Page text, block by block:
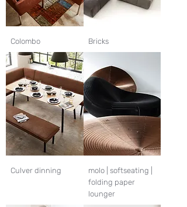
Colombo Bricks
Culver dinning
molo | softseating |
folding paper
lounger